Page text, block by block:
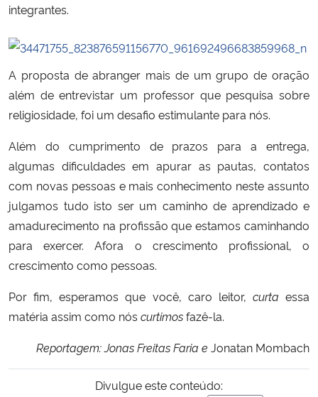
integrantes.
A proposta de abranger mais de um grupo de oração
além de entrevistar um professor que pesquisa sobre
religiosidade, foi um desafio estimulante para nós.
Além do cumprimento de prazos para a entrega,
algumas dificuldades em apurar as pautas, contatos
com novas pessoas e mais conhecimento neste assunto
julgamos tudo isto ser um caminho de aprendizado e
amadurecimento na profissão que estamos caminhando
para exercer. Afora o crescimento profissional, o
crescimento como pessoas.
Por fim, esperamos que você, caro leitor, curta essa
matéria assim como nós curtimosfazê-la.
Reportagem: Jonas Freitas Faria e Jonatan Mombach
Divulgue este conteúdo: